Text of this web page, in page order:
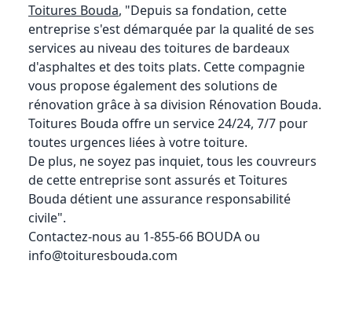
Toitures Bouda, "Depuis sa fondation, cette
entreprise s'est démarquée par la qualité de ses
services au niveau des toitures de bardeaux
d'asphaltes et des toits plats. Cette compagnie
vous propose également des solutions de
rénovation grâce à sa division Rénovation Bouda.
Toitures Bouda offre un service 24/24, 7/7 pour
toutes urgences liées à votre toiture.
De plus, ne soyez pas inquiet, tous les couvreurs
de cette entreprise sont assurés et Toitures
Bouda détient une assurance responsabilité
civile".
Contactez-nous au 1-855-66 BOUDA ou
info@toituresbouda.com